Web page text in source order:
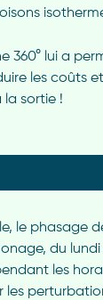
360° lui a
les coûts
la sortie !
le phasage
du
les
les